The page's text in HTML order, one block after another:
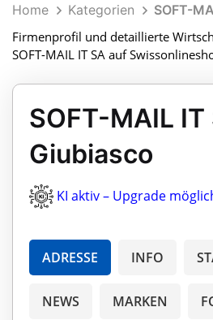
Home Kategorien
SOFT-
Firmenprofil und detaillierte
SOFT-MAIL IT SA auf
SOFT-MAIL IT
Giubiasco
KI aktiv – Upgrade
ADRESSE INFO
NEWS MARKEN